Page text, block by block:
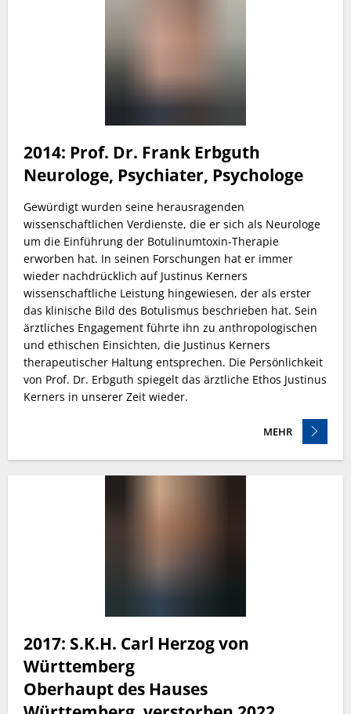
2014: Prof. Dr. Frank Erbguth
Neurologe, Psychiater, Psychologe
Gewürdigt wurden seine herausragenden
wissenschaftlichen Verdienste, die er sich als Neurologe
um die Einführung der Botulinumtoxin-Therapie
erworben hat. In seinen Forschungen hat er immer
wieder nachdrücklich auf Justinus Kerners
wissenschaftliche Leistung hingewiesen, der als erster
das klinische Bild des Botulismus beschrieben hat. Sein
ärztliches Engagement führte ihn zu anthropologischen
und ethischen Einsichten, die Justinus Kerners
therapeutischer Haltung entsprechen. Die Persönlichkeit
von Prof. Dr. Erbguth spiegelt das ärztliche Ethos Justinus
Kerners in unserer Zeit wieder.
MEHR
2017: S.K.H. Carl Herzog von
Württemberg
Oberhaupt des Hauses